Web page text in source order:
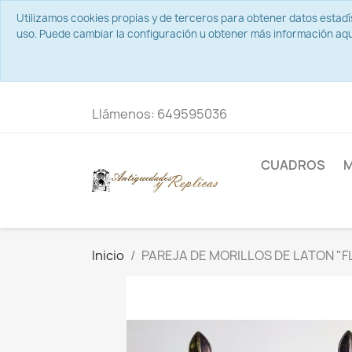
Utilizamos cookies propias y de terceros para obtener datos
uso. Puede cambiar la configuración u obtener más información
Llámenos: 649595036
CUADROS
Inicio PAREJA DE MORILLOS DE LATON